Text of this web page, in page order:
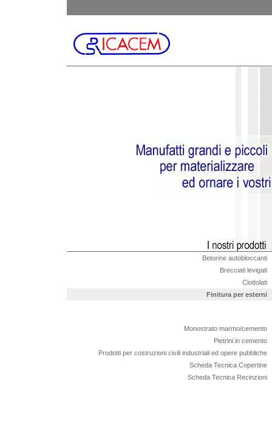
Betorine autobloccanti
Brecciati levigati
Ciottolati
Finitura per esterni
Monostrato marmo/cemento
Pietrini in cemento
Prodotti per costruzioni civili industriali ed opere pubbliche
Scheda Tecnica Copertine
Scheda Tecnica Recinzioni